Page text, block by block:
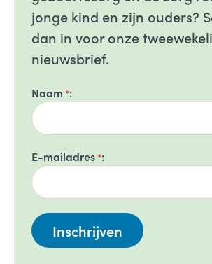
jonge kind en zijn ouders?
dan in voor onze
nieuwsbrief.
Naam *
E-mailadres*